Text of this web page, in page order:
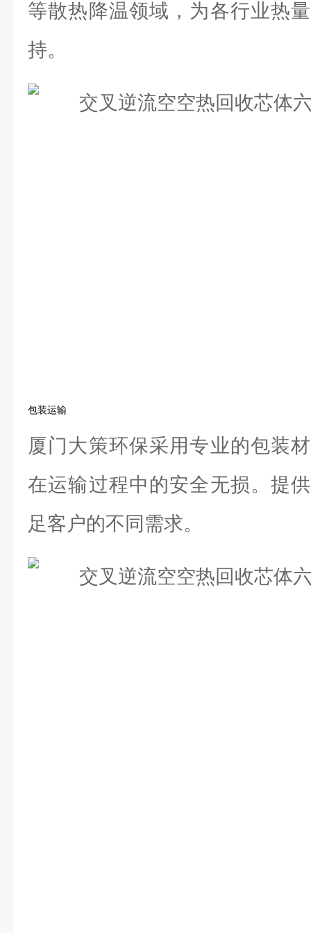
等散热降温领域，为各行业热
持。
包装运输
厦门大策环保采用专业的包装
在运输过程中的安全无损。提
足客户的不同需求。